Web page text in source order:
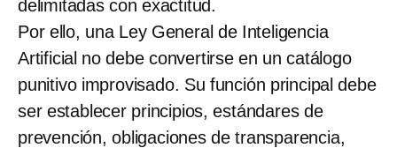
delimitadas con exactitud.
Por ello, una Ley General de Inteligencia
Artificial no debe convertirse en un catálogo
punitivo improvisado. Su función principal debe
ser establecer principios, estándares de
prevención, obligaciones de transparencia,